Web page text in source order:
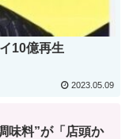
イ10億再生
2023.05.09
味料”が「店頭か